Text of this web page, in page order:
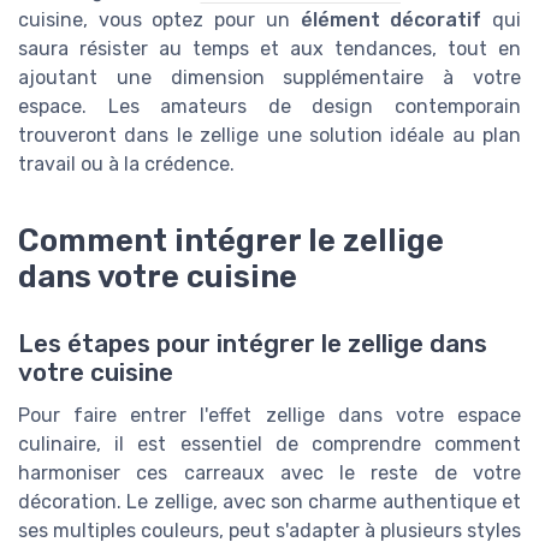
cuisine, vous optez pour un élément décoratif qui
saura résister au temps et aux tendances, tout en
ajoutant une dimension supplémentaire à votre
espace. Les amateurs de design contemporain
trouveront dans le zellige une solution idéale au plan
travail ou à la crédence.
Comment intégrer le zellige
dans votre cuisine
Les étapes pour intégrer le zellige dans
votre cuisine
Pour faire entrer l'effet zellige dans votre espace
culinaire, il est essentiel de comprendre comment
harmoniser ces carreaux avec le reste de votre
décoration. Le zellige, avec son charme authentique et
ses multiples couleurs, peut s'adapter à plusieurs styles